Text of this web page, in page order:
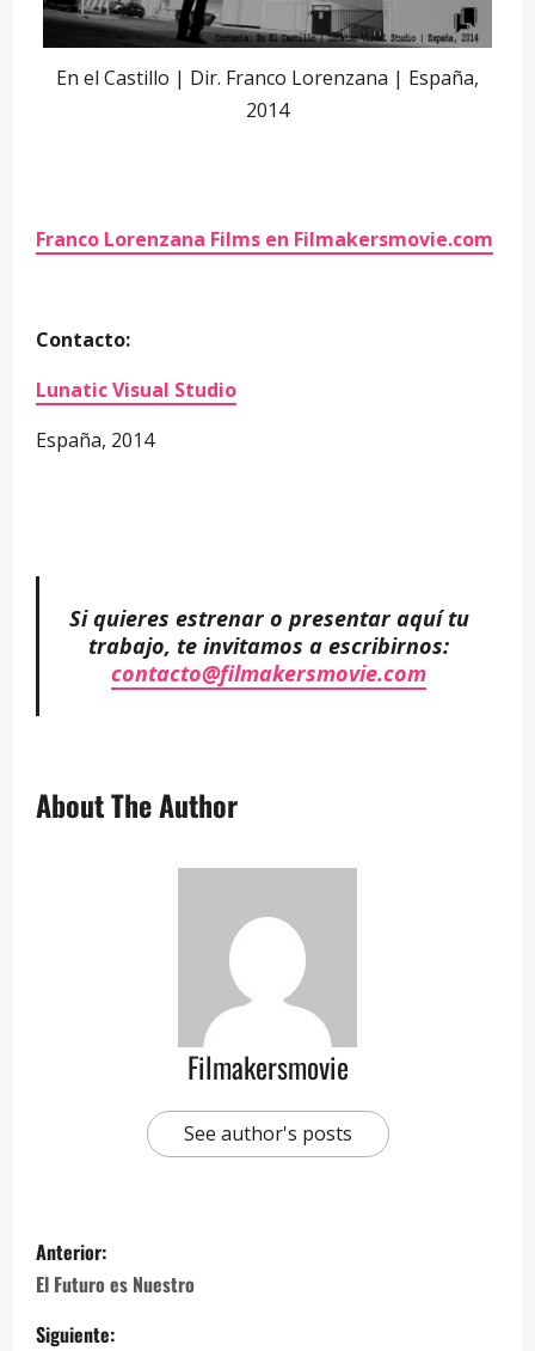
En el Castillo | Dir. Franco Lorenzana | España,
2014
Franco Lorenzana Films en Filmakersmovie.com
Contacto:
Lunatic Visual Studio
España, 2014
Si quieres estrenar o presentar aquí tu
trabajo, te invitamos a escribirnos:
contacto@filmakersmovie.com
About The Author
Filmakersmovie
See author's posts
Anterior:
El Futuro es Nuestro
Siguiente: